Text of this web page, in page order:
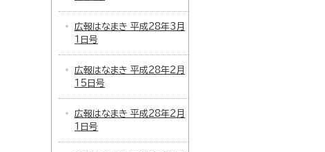
広報はなまき 平成28年3月
1日号
広報はなまき 平成28年2月
15日号
広報はなまき 平成28年2月
1日号